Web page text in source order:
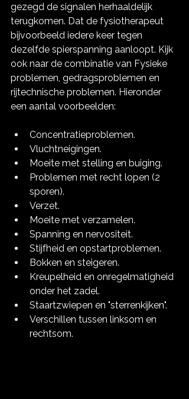
gezegd de signalen herhaaldelijk
terugkomen. Dat de fysiotherapeut
bijvoorbeeld iedere keer tegen
dezelfde spierspanning aanloopt. Kijk
ook naar de combinatie van Fysieke
problemen, gedragsproblemen en
rijtechnische problemen. Hieronder
een aantal voorbeelden:
Concentratieproblemen.
Vluchtneigingen.
Moeite met stelling en buiging.
Problemen met recht lopen (2
sporen).
Verzet.
Moeite met verzamelen.
Spanning en nervositeit.
Stijfheid en opstartproblemen.
Bokken en steigeren.
Kreupelheid en onregelmatigheid
onder het zadel.
Staartzwiepen en "sterrenkijken".
Verschillen tussen linksom en
rechtsom.